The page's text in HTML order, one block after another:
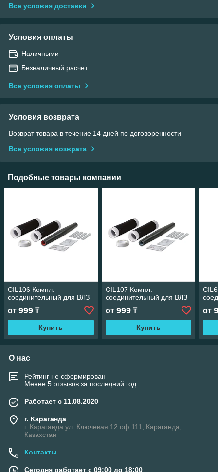
Все условия доставки
Условия оплаты
Наличными
Безналичный расчет
Все условия оплаты
Условия возврата
Возврат товара в течение 14 дней по договоренности
Все условия возврата
Подобные товары компании
CIL106 Компл.
соединительный для ВЛЗ
от 999 ₸
Купить
CIL107 Компл.
соединительный для ВЛЗ
от 999₸
Купить
от
О нас
Рейтинг не сформирован
Менее 5 отзывов за последний год
Работает с 11.08.2020
г. Караганда
г. Караганда ул. Ключевая 12 оф 111, Караганда,
Казахстан
Контакты
Сегодня работает с 09:00 до 18:00